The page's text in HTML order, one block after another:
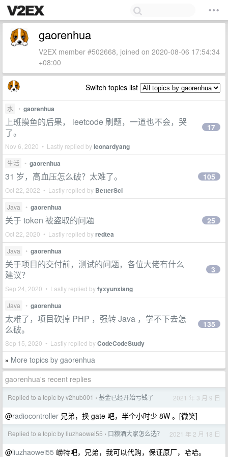
gaorenhua
V2EX member #502668, joined on 2020-08-06 17:54:34
+08:00
Switch topics list
水 • gaorenhua
上班摸鱼的后果， leetcode 刷题，一道也不会，哭
了。
Nov 6, 2020 • Lastly replied byleonardyang
17
生活 • gaorenhua
31 岁，高血压怎么破？太难了。
Oct 22, 2022 • Lastly replied by BetterSci
105
Java • gaorenhua
关于 token 被盗取的问题
Oct 22, 2020 • Lastly replied byredtea
25
Java • gaorenhua
关于项目的交付前，测试的问题，各位大佬有什么
建议？
Sep 24, 2020 • Lastly replied byfyxyunxiang
3
Java • gaorenhua
太难了，项目砍掉 PHP ，强转 Java ，学不下去怎
么破。
Sep 15, 2020 • Lastly replied byCodeCodeStudy
135
» More topics by gaorenhua
gaorenhua's recent replies
Replied to a topic by v2hub001 › 基金已经开始亏钱了 2021 年 3 月 9 日
@radiocontroller 兄弟，换 gate 吧，半个小时少 8W 。[微笑]
Replied to a topic by liuzhaowei55 › 口粮酒大家怎么选？ 2021 年 2 月 18 日
@liuzhaowei55 崂特吧，兄弟，我可以代购，保证原厂，哈哈。